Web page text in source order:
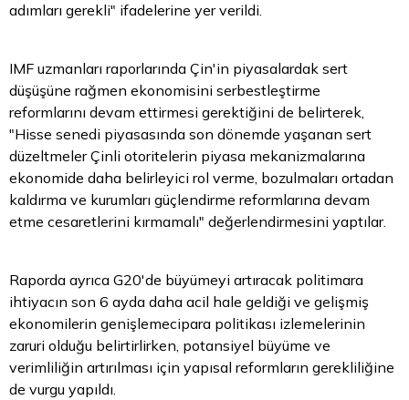
adımları gerekli" ifadelerine yer verildi.
IMF uzmanları raporlarında Çin'in piyasalardak sert
düşüşüne rağmen ekonomisini serbestleştirme
reformlarını devam ettirmesi gerektiğini de belirterek,
"Hisse senedi piyasasında son dönemde yaşanan sert
düzeltmeler Çinli otoritelerin piyasa mekanizmalarına
ekonomide daha belirleyici rol verme, bozulmaları ortadan
kaldırma ve kurumları güçlendirme reformlarına devam
etme cesaretlerini kırmamalı" değerlendirmesini yaptılar.
Raporda ayrıca G20'de büyümeyi artıracak politimara
ihtiyacın son 6 ayda daha acil hale geldiği ve gelişmiş
ekonomilerin genişlemecipara politikası izlemelerinin
zaruri olduğu belirtirlirken, potansiyel büyüme ve
verimliliğin artırılması için yapısal reformların gerekliliğine
de vurgu yapıldı.